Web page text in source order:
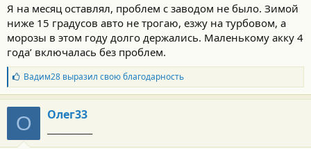
с
т
и
:
Я на месяц оставлял, проблем с заводом не было. Зимой
ниже 15 градусов авто не трогаю, езжу на турбовом, а
морозы в этом году долго держались. Маленькому акку 4
года’ включалась без проблем.
Б
л
а
г
о
д
а
Вадим28выразил свою благодарность
О Олег33